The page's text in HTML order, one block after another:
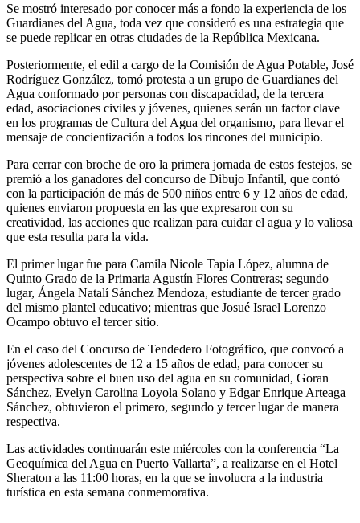
Se mostró interesado por conocer más a fondo la experiencia de los
Guardianes del Agua, toda vez que consideró es una estrategia que
se puede replicar en otras ciudades de la República Mexicana.
Posteriormente, el edil a cargo de la Comisión de Agua Potable, José
Rodríguez González, tomó protesta a un grupo de Guardianes del
Agua conformado por personas con discapacidad, de la tercera
edad, asociaciones civiles y jóvenes, quienes serán un factor clave
en los programas de Cultura del Agua del organismo, para llevar el
mensaje de concientización a todos los rincones del municipio.
Para cerrar con broche de oro la primera jornada de estos festejos, se
premió a los ganadores del concurso de Dibujo Infantil, que contó
con la participación de más de 500 niños entre 6 y 12 años de edad,
quienes enviaron propuesta en las que expresaron con su
creatividad, las acciones que realizan para cuidar el agua y lo valiosa
que esta resulta para la vida.
El primer lugar fue para Camila Nicole Tapia López, alumna de
Quinto Grado de la Primaria Agustín Flores Contreras; segundo
lugar, Ángela Natalí Sánchez Mendoza, estudiante de tercer grado
del mismo plantel educativo; mientras que Josué Israel Lorenzo
Ocampo obtuvo el tercer sitio.
En el caso del Concurso de Tendedero Fotográfico, que convocó a
jóvenes adolescentes de 12 a 15 años de edad, para conocer su
perspectiva sobre el buen uso del agua en su comunidad, Goran
Sánchez, Evelyn Carolina Loyola Solano y Edgar Enrique Arteaga
Sánchez, obtuvieron el primero, segundo y tercer lugar de manera
respectiva.
Las actividades continuarán este miércoles con la conferencia “La
Geoquímica del Agua en Puerto Vallarta”, a realizarse en el Hotel
Sheraton a las 11:00 horas, en la que se involucra a la industria
turística en esta semana conmemorativa.